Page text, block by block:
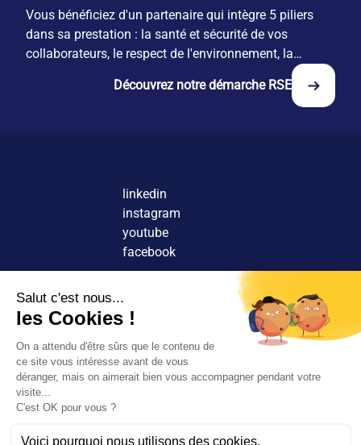
Rechercher
Rejoignez-
Vous bénéficiez d'un partenaire qui intègre 5 piliers
dans sa prestation : la santé et sécurité de vos
collaborateurs, le respect de l'environnement, la
responsabilité économique, l'engagement territorial et
l'engagement social.Découvrez notre démarche RSE
linkedin
instagram
youtube
facebook
Découvrir nos agences
Rejoindre nos équipes
© 2026 Tous droits réservés.
Mentions légales